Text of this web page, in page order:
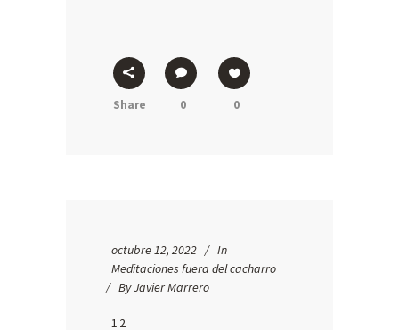
Share 0 0
octubre 12, 2022
In
Meditaciones fuera del cacharro
ByJavier Marrero
12